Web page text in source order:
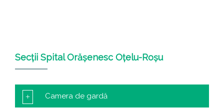
Secții Spital Orășenesc Oțelu-Roșu
Camera de gardă